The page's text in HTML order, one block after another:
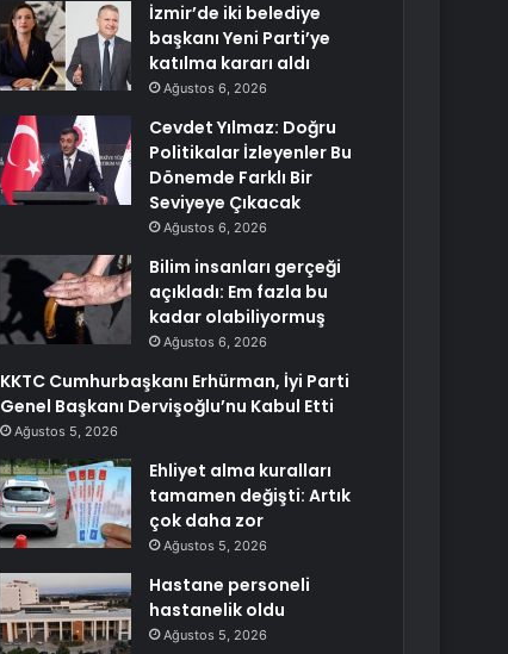
İzmir’de iki belediye
başkanı Yeni Parti’ye
katılma kararı aldı
Ağustos 6, 2026
Cevdet Yılmaz: Doğru
Politikalar İzleyenler Bu
Dönemde Farklı Bir
Seviyeye Çıkacak
Ağustos 6, 2026
Bilim insanları gerçeği
açıkladı: Em fazla bu
kadar olabiliyormuş
Ağustos 6, 2026
KKTC Cumhurbaşkanı Erhürman, İyi Parti
Genel Başkanı Dervişoğlu’nu Kabul Etti
Ağustos 5, 2026
Ehliyet alma kuralları
tamamen değişti: Artık
çok daha zor
Ağustos 5, 2026
Hastane personeli
hastanelik oldu
Ağustos 5, 2026